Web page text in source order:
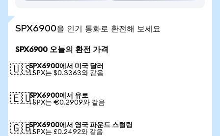
SPX6900을 인기 통화로 환전해 보세요
SPX6900 오늘의 환전 가격
🇺🇸SPX6900에서 미국 달러
1 SPX는 $0.3363와 같음
🇪🇺SPX6900에서 유로
1 SPX는 €0.2909와 같음
🇬🇧SPX6900에서 영국 파운드 스털링
1 SPX는 £0.2492와 같음